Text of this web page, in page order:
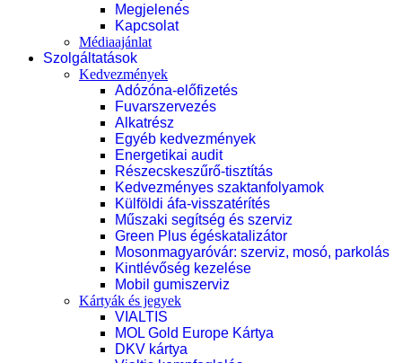
Megjelenés
Kapcsolat
Médiaajánlat
Szolgáltatások
Kedvezmények
Adózóna-előfizetés
Fuvarszervezés
Alkatrész
Egyéb kedvezmények
Energetikai audit
Részecskeszűrő-tisztítás
Kedvezményes szaktanfolyamok
Külföldi áfa-visszatérítés
Műszaki segítség és szerviz
Green Plus égéskatalizátor
Mosonmagyaróvár: szerviz, mosó, parkolás
Kintlévőség kezelése
Mobil gumiszerviz
Kártyák és jegyek
VIALTIS
MOL Gold Europe Kártya
DKV kártya